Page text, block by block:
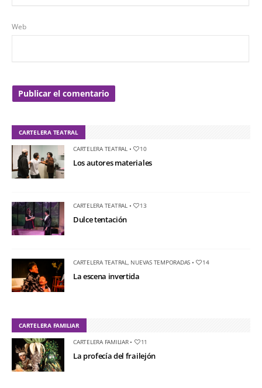
Web
CARTELERA TEATRAL
CARTELERA TEATRAL• 10
Los autores materiales
CARTELERA TEATRAL• 13
Dulce tentación
CARTELERA TEATRAL, NUEVAS TEMPORADAS • 14
La escena invertida
CARTELERA FAMILIAR
CARTELERA FAMILIAR• 11
La profecía del frailejón